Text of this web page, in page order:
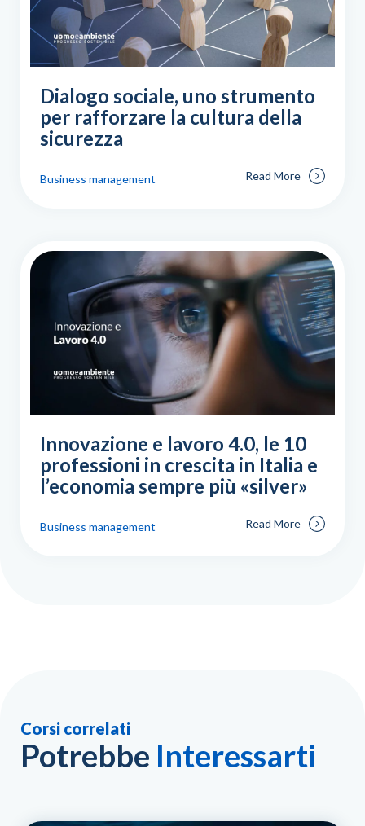
Dialogo sociale, uno strumento
per rafforzare la cultura della
sicurezza
Business management Read More
Innovazione e lavoro 4.0, le 10
professioni in crescita in Italia e
l’economia sempre più «silver»
Business management Read More
Corsi correlati
Potrebbe Interessarti